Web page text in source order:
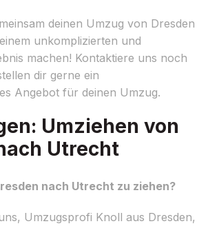
deinen Umzug von Dresden
unkomplizierten und
machen! Kontaktiere uns noch
dir gerne ein
Angebot für deinen Umzug.
Umziehen von
Utrecht
nach Utrecht zu ziehen?
Umzugsprofi Knoll aus Dresden,